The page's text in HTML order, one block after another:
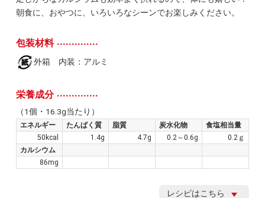
朝食に、おやつに、いろいろなシーンでお楽しみください。
包装材料
外箱 内装：アルミ
栄養成分
（1個・16.3g当たり）
エネルギー たんぱく質 脂質 炭水化物
食塩相当量
50kcal
1.4g 4.7g 0.2～0.6g
0.2ｇ
カルシウム
86mg
レシピはこちら